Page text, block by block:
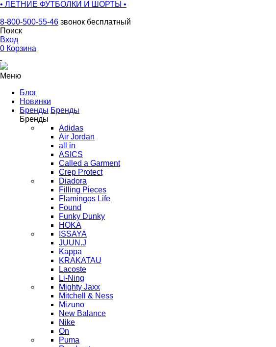
• ЛЕТНИЕ ФУТБОЛКИ И ШОРТЫ •
8-800-500-55-46 звонок бесплатный
Поиск
Вход
0 Корзина
Меню
Блог
Новинки
Бренды Бренды
Бренды
Adidas
Air Jordan
all in
ASICS
Called a Garment
Crep Protect
Diadora
Filling Pieces
Flamingos Life
Found
Funky Dunky
HOKA
ISSAYA
JUUN.J
Kappa
KRAKATAU
Lacoste
Li-Ning
Mighty Jaxx
Mitchell & Ness
Mizuno
New Balance
Nike
On
Puma